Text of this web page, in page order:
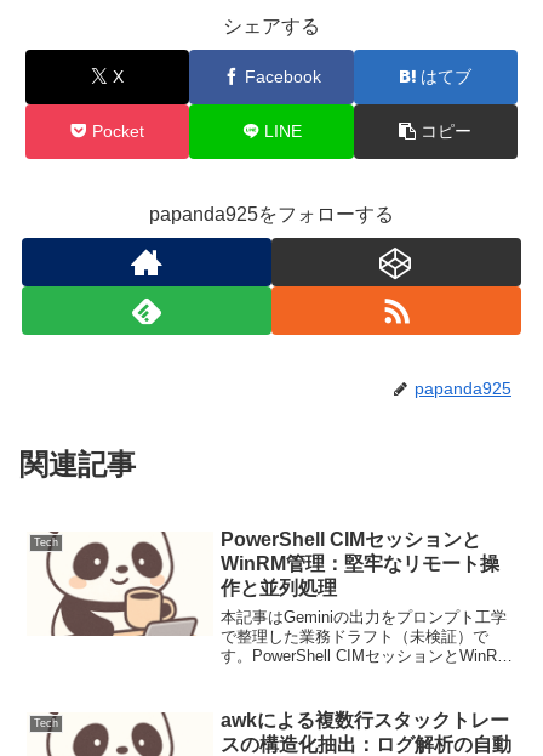
シェアする
X Facebook はてブ
Pocket LINE コピー
papanda925をフォローする
papanda925
関連記事
Tech
PowerShell CIMセッションと
WinRM管理：堅牢なリモート操
作と並列処理
本記事はGeminiの出力をプロンプト工学
で整理した業務ドラフト（未検証）で
す。PowerShell CIMセッションとWinRM
において不可欠なツールで...
Tech
awkによる複数行スタックトレー
スの構造化抽出：ログ解析の自動